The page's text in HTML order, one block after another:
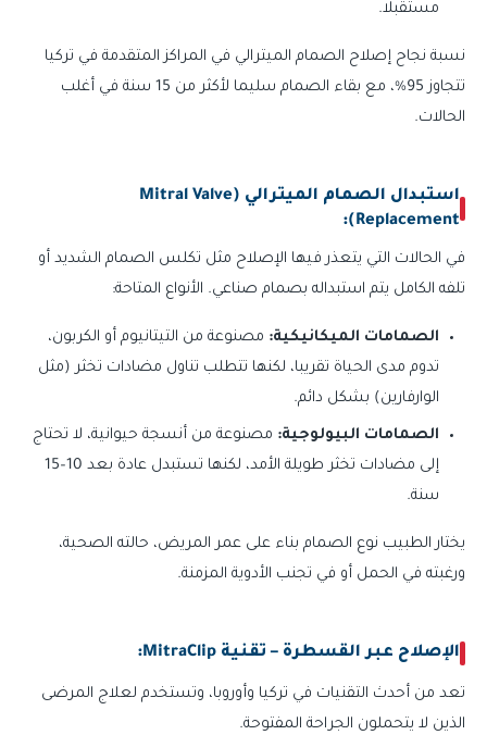
مستقبلا.
نسبة نجاح إصلاح الصمام الميترالي في المراكز المتقدمة في تركيا
تتجاوز 95%، مع بقاء الصمام سليما لأكثر من 15 سنة في أغلب
الحالات.
استبدال الصمام الميترالي (Mitral Valve
Replacement):
في الحالات التي يتعذر فيها الإصلاح مثل تكلس الصمام الشديد أو
تلفه الكامل يتم استبداله بصمام صناعي. الأنواع المتاحة:
الصمامات الميكانيكية: مصنوعة من التيتانيوم أو الكربون،
تدوم مدى الحياة تقريبا، لكنها تتطلب تناول مضادات تخثر (مثل
الوارفارين) بشكل دائم.
الصمامات البيولوجية: مصنوعة من أنسجة حيوانية، لا تحتاج
إلى مضادات تخثر طويلة الأمد، لكنها تستبدل عادة بعد 10–15
سنة.
يختار الطبيب نوع الصمام بناء على عمر المريض، حالته الصحية،
ورغبته في الحمل أو في تجنب الأدوية المزمنة.
الإصلاح عبر القسطرة – تقنية MitraClip:
تعد من أحدث التقنيات في تركيا وأوروبا، وتستخدم لعلاج المرضى
الذين لا يتحملون الجراحة المفتوحة.